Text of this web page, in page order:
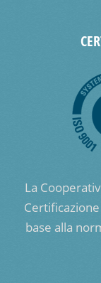
La
Certificazione
base alla